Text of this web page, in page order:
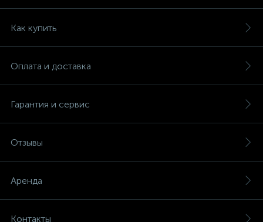
Как купить
Оплата и доставка
Гарантия и сервис
Отзывы
Аренда
Контакты